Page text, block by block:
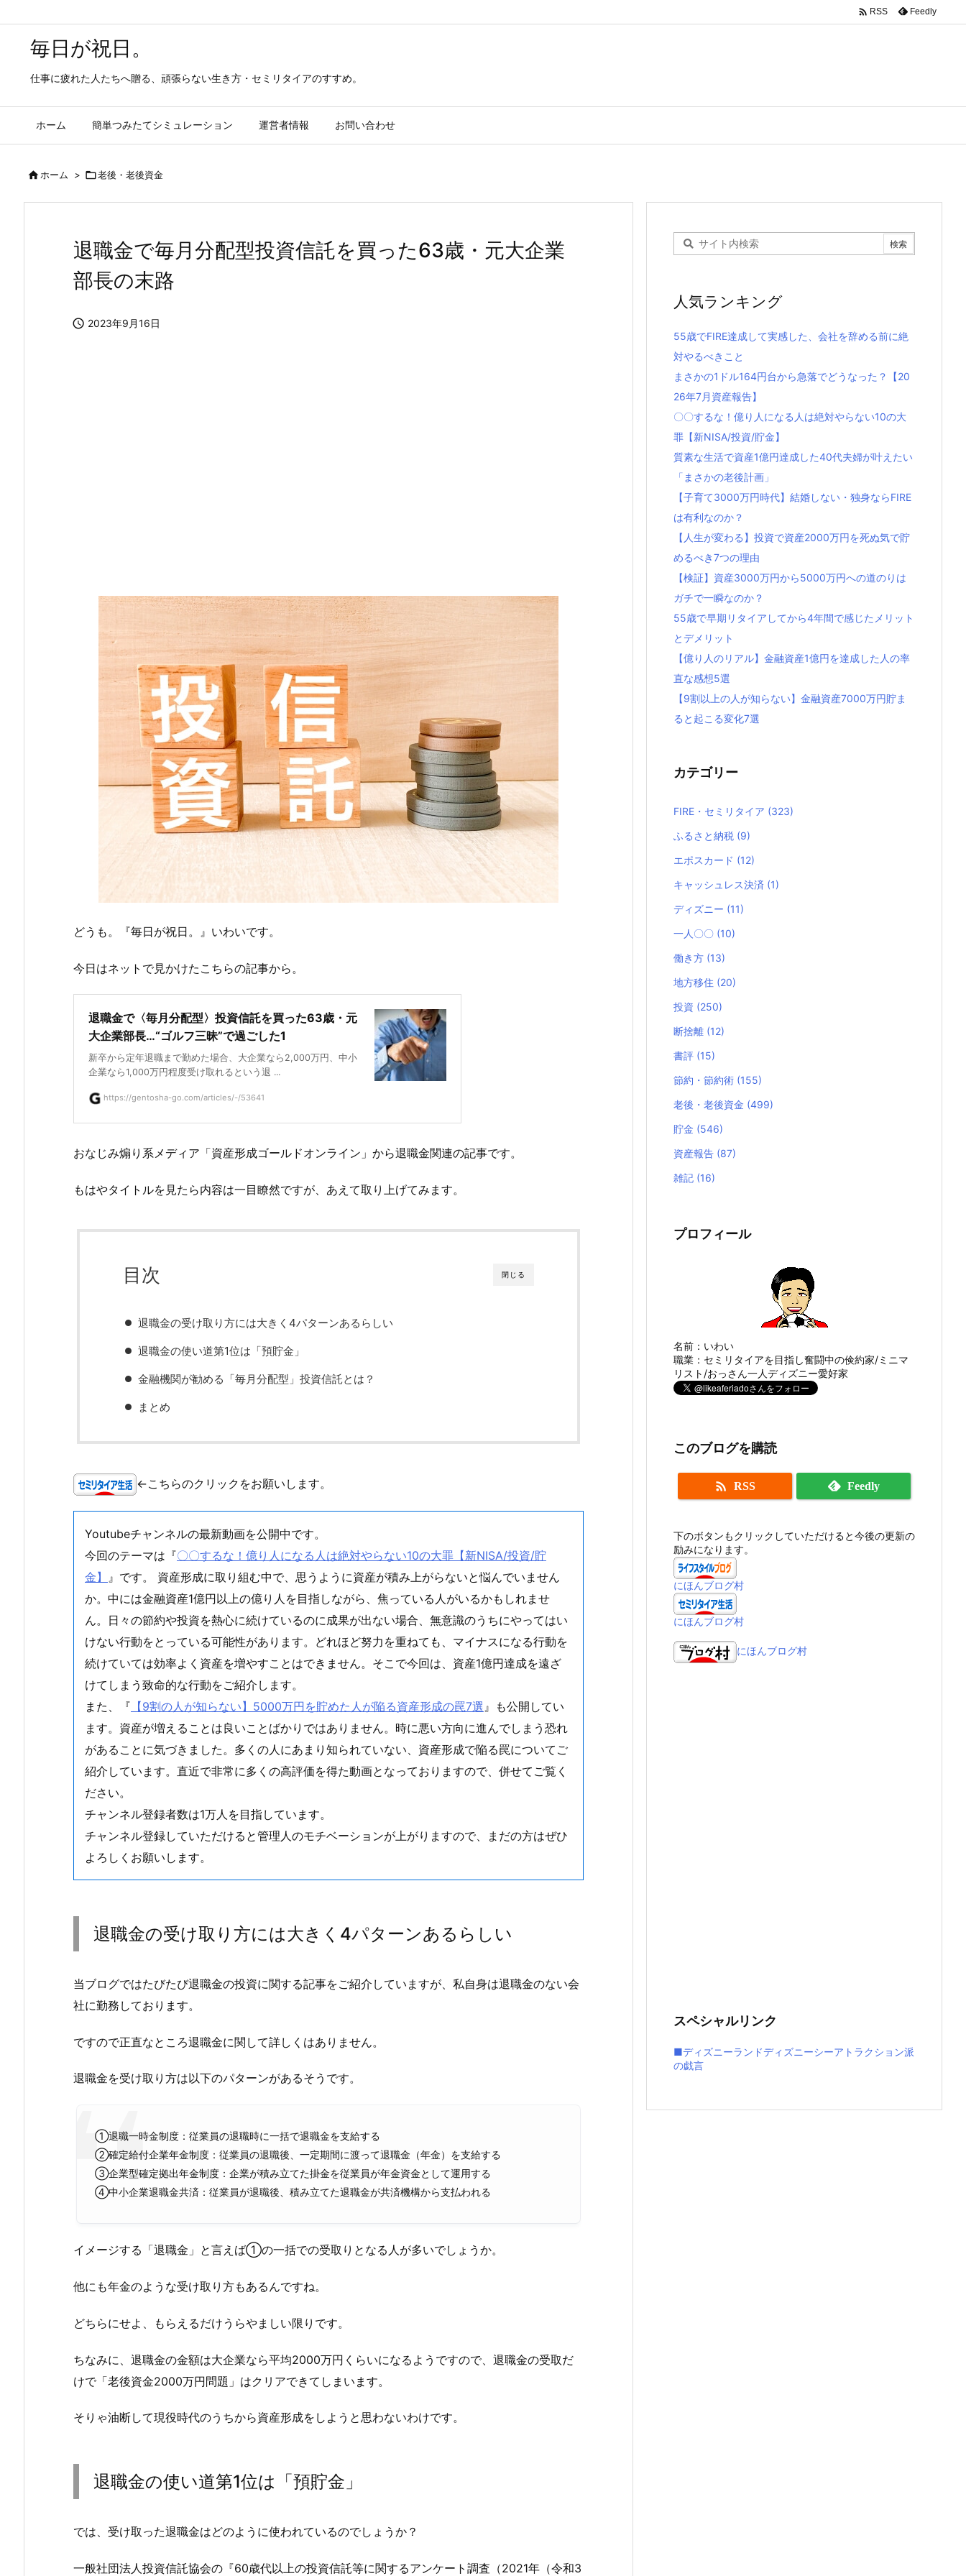
毎日が祝日。
仕事に疲れた人たちへ贈る、頑張らない生き方・セミリタイアのすすめ。
ホーム 簡単つみたてシミュレーション 運営者情報 お問い合わせ
 RSS Feedly
ホーム > 老後・老後資金
退職金で毎月分配型投資信託を買った63歳・元大企業
部長の末路
 2023年9月16日
どうも。『毎日が祝日。』いわいです。
今日はネットで見かけたこちらの記事から。
退職金で〈毎月分配型〉投資信託を買った63歳・元
大企業部長…“ゴルフ三昧”で過ごした1
新卒から定年退職まで勤めた場合、大企業なら2,000万円、中小
企業なら1,000万円程度受け取れるという退 ...
https://gentosha-go.com/articles/-/53641
おなじみ煽り系メディア「資産形成ゴールドオンライン」から退職金関連の記事です。
もはやタイトルを見たら内容は一目瞭然ですが、あえて取り上げてみます。
閉じる
目次
退職金の受け取り方には大きく4パターンあるらしい
退職金の使い道第1位は「預貯金」
金融機関が勧める「毎月分配型」投資信託とは？
まとめ
←こちらのクリックをお願いします。
Youtubeチャンネルの最新動画を公開中です。
今回のテーマは『〇〇するな！億り人になる人は絶対やらない10の大罪【新NISA/投資/貯
金】
』です。 資産形成に取り組む中で、思うように資産が積み上がらないと悩んでいません
か。中には金融資産1億円以上の億り人を目指しながら、焦っている人がいるかもしれませ
ん。日々の節約や投資を熱心に続けているのに成果が出ない場合、無意識のうちにやってはい
けない行動をとっている可能性があります。どれほど努力を重ねても、マイナスになる行動を
続けていては効率よく資産を増やすことはできません。そこで今回は、資産1億円達成を遠ざ
けてしまう致命的な行動をご紹介します。
また、『 【9割の人が知らない】5000万円を貯めた人が陥る資産形成の罠7選 』も公開してい
ます。資産が増えることは良いことばかりではありません。時に悪い方向に進んでしまう恐れ
があることに気づきました。多くの人にあまり知られていない、資産形成で陥る罠についてご
紹介しています。直近で非常に多くの高評価を得た動画となっておりますので、併せてご覧く
ださい。
チャンネル登録者数は1万人を目指しています。
チャンネル登録していただけると管理人のモチベーションが上がりますので、まだの方はぜひ
よろしくお願いします。
退職金の受け取り方には大きく4パターンあるらしい
当ブログではたびたび退職金の投資に関する記事をご紹介していますが、私自身は退職金のない会
社に勤務しております。
ですので正直なところ退職金に関して詳しくはありません。
退職金を受け取り方は以下のパターンがあるそうです。
①退職一時金制度：従業員の退職時に一括で退職金を支給する
②確定給付企業年金制度：従業員の退職後、一定期間に渡って退職金（年金）を支給する
③企業型確定拠出年金制度：企業が積み立てた掛金を従業員が年金資金として運用する
④中小企業退職金共済：従業員が退職後、積み立てた退職金が共済機構から支払われる
イメージする「退職金」と言えば①の一括での受取りとなる人が多いでしょうか。
他にも年金のような受け取り方もあるんですね。
どちらにせよ、もらえるだけうらやましい限りです。
ちなみに、退職金の金額は大企業なら平均2000万円くらいになるようですので、退職金の受取だ
けで「老後資金2000万円問題」はクリアできてしまいます。
そりゃ油断して現役時代のうちから資産形成をしようと思わないわけです。
退職金の使い道第1位は「預貯金」
では、受け取った退職金はどのように使われているのでしょうか？
一般社団法人投資信託協会の『60歳代以上の投資信託等に関するアンケート調査（2021年（令和3
人気ランキング
55歳でFIRE達成して実感した、会社を辞める前に絶
対やるべきこと
まさかの1ドル164円台から急落でどうなった？【20
26年7月資産報告】
〇〇するな！億り人になる人は絶対やらない10の大
罪【新NISA/投資/貯金】
質素な生活で資産1億円達成した40代夫婦が叶えたい
「まさかの老後計画」
【子育て3000万円時代】結婚しない・独身ならFIRE
は有利なのか？
【人生が変わる】投資で資産2000万円を死ぬ気で貯
めるべき7つの理由
【検証】資産3000万円から5000万円への道のりは
ガチで一瞬なのか？
55歳で早期リタイアしてから4年間で感じたメリット
とデメリット
【億り人のリアル】金融資産1億円を達成した人の率
直な感想5選
【9割以上の人が知らない】金融資産7000万円貯ま
ると起こる変化7選
カテゴリー
FIRE・セミリタイア (323)
ふるさと納税 (9)
エポスカード (12)
キャッシュレス決済 (1)
ディズニー (11)
一人〇〇 (10)
働き方 (13)
地方移住 (20)
投資 (250)
断捨離 (12)
書評 (15)
節約・節約術 (155)
老後・老後資金 (499)
貯金 (546)
資産報告 (87)
雑記 (16)
プロフィール
名前：いわい
職業：セミリタイアを目指し奮闘中の倹約家/ミニマ
リスト/おっさん一人ディズニー愛好家
このブログを購読
 RSS Feedly
下のボタンもクリックしていただけると今後の更新の
励みになります。
にほんブログ村
にほんブログ村
にほんブログ村
スペシャルリンク
■ディズニーランドディズニーシーアトラクション派
の戯言